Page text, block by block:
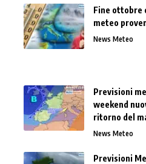
Fine ottobre
meteo
News Meteo
Previsioni
weekend
ritorno del
News Meteo
Previsioni